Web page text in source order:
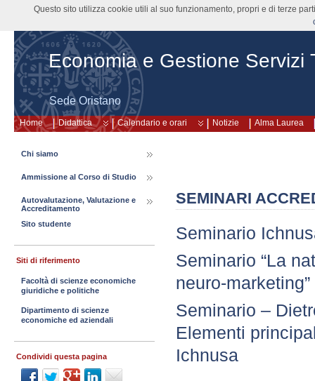
Economia e Gestione Servizi
Sede Oristano
Home Didattica Calendario e orari Notizie Alma Laurea
SEMINARI
Seminario
Seminario “La
neuro-marketing”
Seminario –
Elementi
Ichnusa
Chi siamo
Ammissione al Corso di Studio
Autovalutazione, Valutazione e
Accreditamento
Sito studente
Siti di riferimento
Facoltà di scienze economiche
giuridiche e politiche
Dipartimento di scienze
economiche ed aziendali
Condividi questa pagina
Questo sito utilizza cookie utili al suo funzionamento, propri e di terze